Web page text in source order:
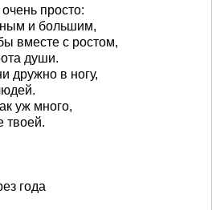
просто:
и большим,
вместе с ростом,
души.
дружно в ногу,
уж много,
твоей.
года